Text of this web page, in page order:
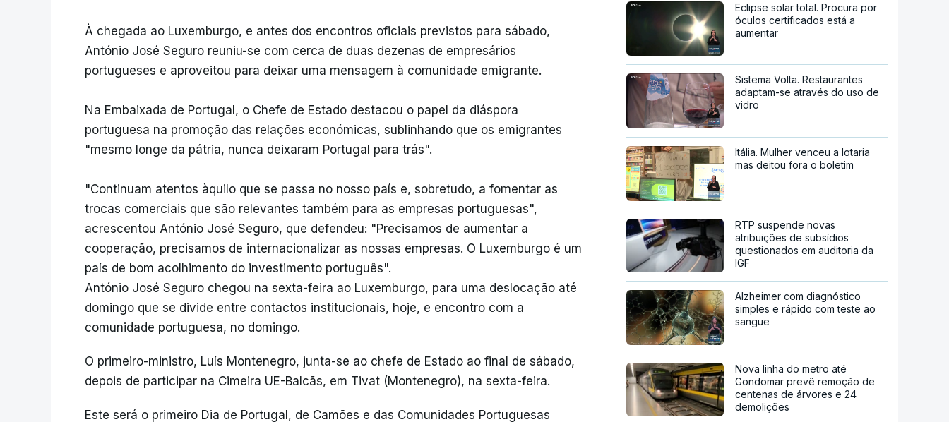
À chegada ao Luxemburgo, e antes dos encontros oficiais previstos para sábado,
António José Seguro reuniu-se com cerca de duas dezenas de empresários
portugueses e aproveitou para deixar uma mensagem à comunidade emigrante.
Na Embaixada de Portugal, o Chefe de Estado destacou o papel da diáspora
portuguesa na promoção das relações económicas, sublinhando que os emigrantes
"mesmo longe da pátria, nunca deixaram Portugal para trás".
"Continuam atentos àquilo que se passa no nosso país e, sobretudo, a fomentar as
trocas comerciais que são relevantes também para as empresas portuguesas",
acrescentou António José Seguro, que defendeu: "Precisamos de aumentar a
cooperação, precisamos de internacionalizar as nossas empresas. O Luxemburgo é um
país de bom acolhimento do investimento português".
António José Seguro chegou na sexta-feira ao Luxemburgo, para uma deslocação até
domingo que se divide entre contactos institucionais, hoje, e encontro com a
comunidade portuguesa, no domingo.
O primeiro-ministro, Luís Montenegro, junta-se ao chefe de Estado ao final de sábado,
depois de participar na Cimeira UE-Balcãs, em Tivat (Montenegro), na sexta-feira.
Este será o primeiro Dia de Portugal, de Camões e das Comunidades Portuguesas
Eclipse solar total. Procura por
óculos certificados está a
aumentar
Sistema Volta. Restaurantes
adaptam-se através do uso de
vidro
Itália. Mulher venceu a lotaria
mas deitou fora o boletim
RTP suspende novas
atribuições de subsídios
questionados em auditoria da
IGF
Alzheimer com diagnóstico
simples e rápido com teste ao
sangue
Nova linha do metro até
Gondomar prevê remoção de
centenas de árvores e 24
demolições